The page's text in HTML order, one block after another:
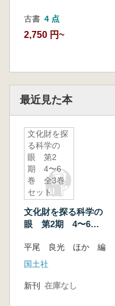
古書 4 点
2,750 円~
最近見た本
文化財を探
る科学の
眼 第2
期 4〜6
巻 全3巻
セット
文化財を探る科学の
眼 第2期 4〜6
平尾 良光 ほか 編
国土社
新刊 在庫なし